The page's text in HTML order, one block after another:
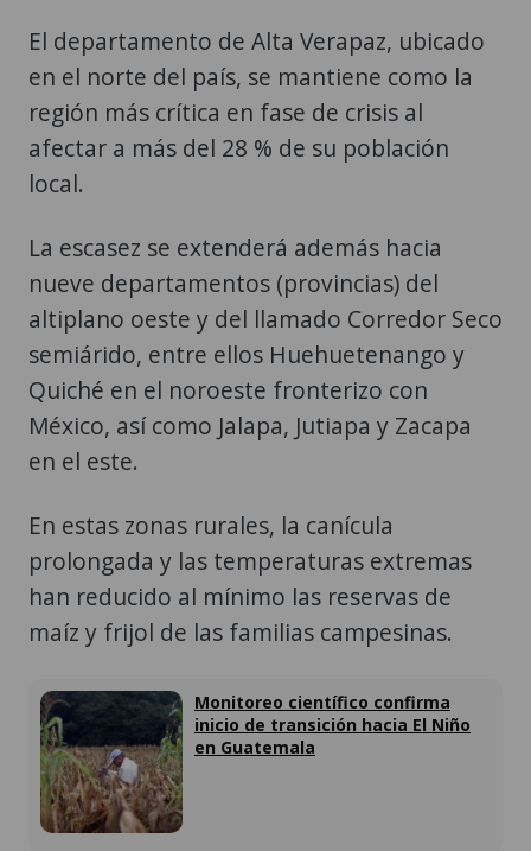
El departamento de Alta Verapaz, ubicado
en el norte del país, se mantiene como la
región más crítica en fase de crisis al
afectar a más del 28 % de su población
local.
La escasez se extenderá además hacia
nueve departamentos (provincias) del
altiplano oeste y del llamado Corredor Seco
semiárido, entre ellos Huehuetenango y
Quiché en el noroeste fronterizo con
México, así como Jalapa, Jutiapa y Zacapa
en el este.
En estas zonas rurales, la canícula
prolongada y las temperaturas extremas
han reducido al mínimo las reservas de
maíz y frijol de las familias campesinas.
Monitoreo científico confirma
inicio de transición hacia El Niño
en Guatemala